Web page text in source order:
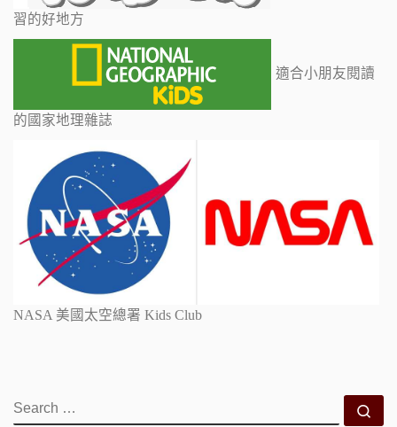
習的好地方
適合小朋友閱讀
的國家地理雜誌
NASA 美國太空總署 Kids Club
SEARCH